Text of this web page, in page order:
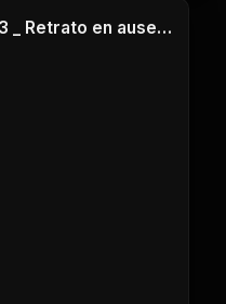
Revisión imágenes Reto 3 _ Retrato en ausencia